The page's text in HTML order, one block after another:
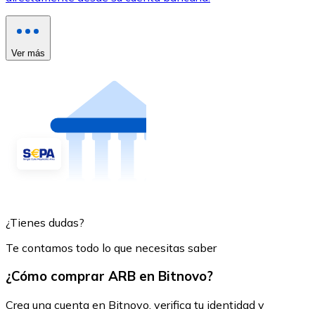
Ver más
¿Tienes dudas?
Te contamos todo lo que necesitas saber
¿Cómo comprar ARB en Bitnovo?
Crea una cuenta en Bitnovo, verifica tu identidad y